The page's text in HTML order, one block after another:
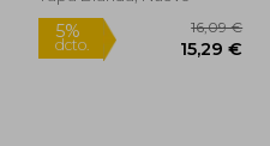
5%
dcto. 27,80 €